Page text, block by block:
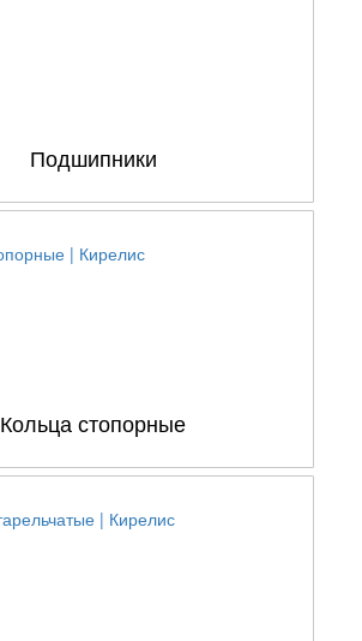
Подшипники
Кольца стопорные